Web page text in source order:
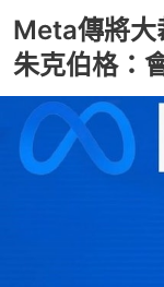
Meta傳將
朱克伯格：